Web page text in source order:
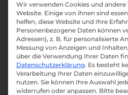
Das
Wir verwenden Cookies und
Website. Einige von ihnen sind
helfen, diese Website und Ihre
Personenbezogene Daten können
Adressen), z. B. für personalisierte
Messung von Anzeigen und Inhalten.
über die Verwendung Ihrer Daten
Datenschutzerklärung. Es besteht
Verarbeitung Ihrer Daten
nutzen. Sie können Ihre Auswahl
widerrufen oder anpassen. Bitte